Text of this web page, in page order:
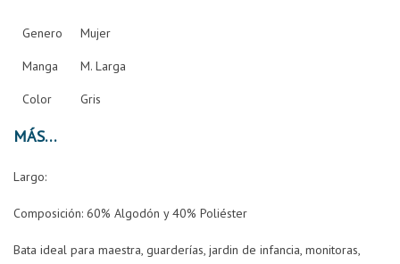
Genero Mujer
Manga M. Larga
Color Gris
MÁS
Largo:
Composición: 60% Algodón y 40% Poliéster
Bata ideal para maestra, guarderías, jardin de infancia, monitoras,